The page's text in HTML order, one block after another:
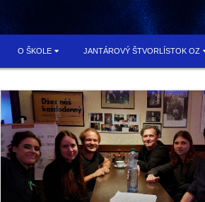
O ŠKOLE JANTÁROVÝ ŠTVORLÍSTOK OZ
Self
Marching
Band